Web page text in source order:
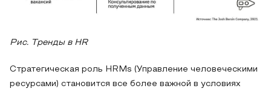
Рис. Тренды в HR
Стратегическая роль HRMs (Управление человеческими
ресурсами) становится все более важной в условиях